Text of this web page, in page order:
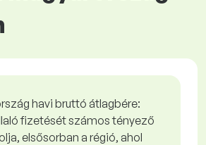
havi bruttó átlagbére:
fizetését számos tényező
elsősorban a régió, ahol